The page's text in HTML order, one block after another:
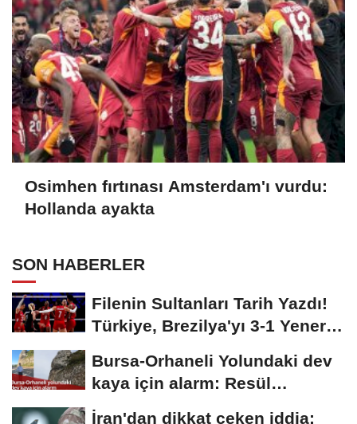
Osimhen fırtınası Amsterdam'ı vurdu:
Hollanda ayakta
SON HABERLER
Filenin Sultanları Tarih Yazdı!
Türkiye, Brezilya'yı 3-1 Yenerek
Bursa-Orhaneli Yolundaki dev
kaya için alarm: Resül
Kaplan'dan yetkililere...
İran'dan dikkat çeken iddia: